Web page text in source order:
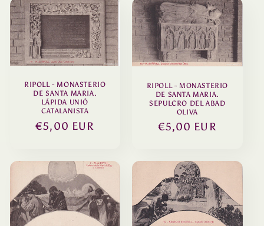
RIPOLL - MONASTERIO
DE SANTA MARIA.
LÁPIDA UNIÓ
CATALANISTA
Precio
€5,00 EUR
RIPOLL - MONASTERIO
DE SANTA MARIA.
SEPULCRO DEL ABAD
OLIVA
Precio
€5,00 EUR